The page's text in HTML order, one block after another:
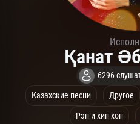
Қанат
6296
Казахские песни
Другое
Рэп и хип-хоп